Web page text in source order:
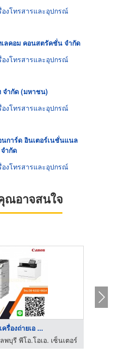
องโทรสารและอุปกรณ์
เลคอม คอนสตรัคชั่น จำกัด
องโทรสารและอุปกรณ์
จำกัด (มหาชน)
องโทรสารและอุปกรณ์
การ์ด อินเตอร์เนชั่นแนล
ำกัด
องโทรสารและอุปกรณ์
ณอาจสนใจ
ครื่องถ่ายเอ ...
พบุรี พีโอ.โอเอ. เซ็นเตอร์